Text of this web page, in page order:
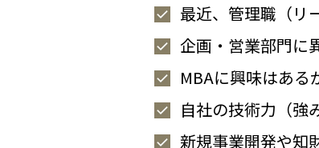
最近、管理職（リ
企画・営業部門に
MBAに興味はある
自社の技術力（強
新規事業開発や知